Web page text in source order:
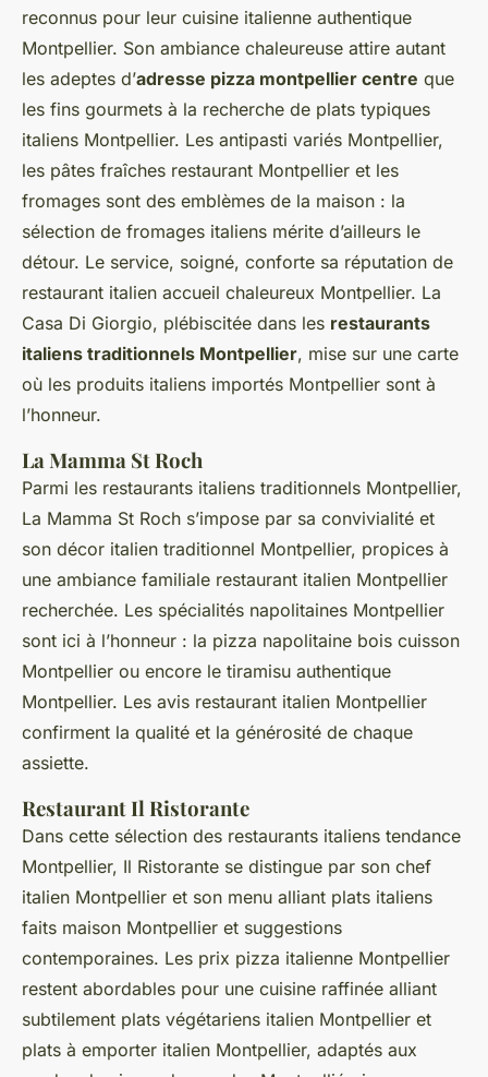
reconnus pour leur cuisine italienne authentique
Montpellier. Son ambiance chaleureuse attire autant
les adeptes d’adresse pizza montpellier centre que
les fins gourmets à la recherche de plats typiques
italiens Montpellier. Les antipasti variés Montpellier,
les pâtes fraîches restaurant Montpellier et les
fromages sont des emblèmes de la maison : la
sélection de fromages italiens mérite d’ailleurs le
détour. Le service, soigné, conforte sa réputation de
restaurant italien accueil chaleureux Montpellier. La
Casa Di Giorgio, plébiscitée dans les restaurants
italiens traditionnels Montpellier, mise sur une carte
où les produits italiens importés Montpellier sont à
l’honneur.
La Mamma St Roch
Parmi les restaurants italiens traditionnels Montpellier,
La Mamma St Roch s’impose par sa convivialité et
son décor italien traditionnel Montpellier, propices à
une ambiance familiale restaurant italien Montpellier
recherchée. Les spécialités napolitaines Montpellier
sont ici à l’honneur : la pizza napolitaine bois cuisson
Montpellier ou encore le tiramisu authentique
Montpellier. Les avis restaurant italien Montpellier
confirment la qualité et la générosité de chaque
assiette.
Restaurant Il Ristorante
Dans cette sélection des restaurants italiens tendance
Montpellier, Il Ristorante se distingue par son chef
italien Montpellier et son menu alliant plats italiens
faits maison Montpellier et suggestions
contemporaines. Les prix pizza italienne Montpellier
restent abordables pour une cuisine raffinée alliant
subtilement plats végétariens italien Montpellier et
plats à emporter italien Montpellier, adaptés aux